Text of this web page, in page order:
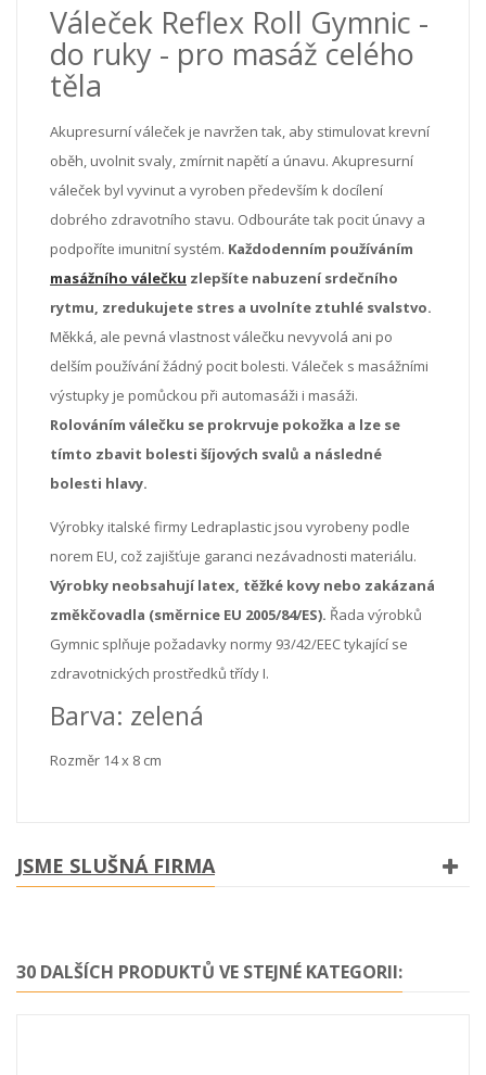
Váleček Reflex Roll Gymnic -
do ruky - pro masáž celého
těla
Akupresurní váleček je navržen tak, aby stimulovat krevní
oběh, uvolnit svaly, zmírnit napětí a únavu. Akupresurní
váleček byl vyvinut a vyroben především k docílení
dobrého zdravotního stavu. Odbouráte tak pocit únavy a
podpoříte imunitní systém. Každodenním používáním
masážního válečku zlepšíte nabuzení srdečního
rytmu, zredukujete stres a uvolníte ztuhlé svalstvo.
Měkká, ale pevná vlastnost válečku nevyvolá ani po
delším používání žádný pocit bolesti. Váleček s masážními
výstupky je pomůckou při automasáži i masáži.
Rolováním válečku se prokrvuje pokožka a lze se
tímto zbavit bolesti šíjových svalů a následné
bolesti hlavy.
Výrobky italské firmy Ledraplastic jsou vyrobeny podle
norem EU, což zajišťuje garanci nezávadnosti materiálu.
Výrobky neobsahují latex, těžké kovy nebo zakázaná
změkčovadla (směrnice EU 2005/84/ES). Řada výrobků
Gymnic splňuje požadavky normy 93/42/EEC tykající se
zdravotnických prostředků třídy I.
Barva: zelená
Rozměr 14 x 8 cm
JSME SLUŠNÁ FIRMA
30 DALŠÍCH PRODUKTŮ VE STEJNÉ KATEGORII: